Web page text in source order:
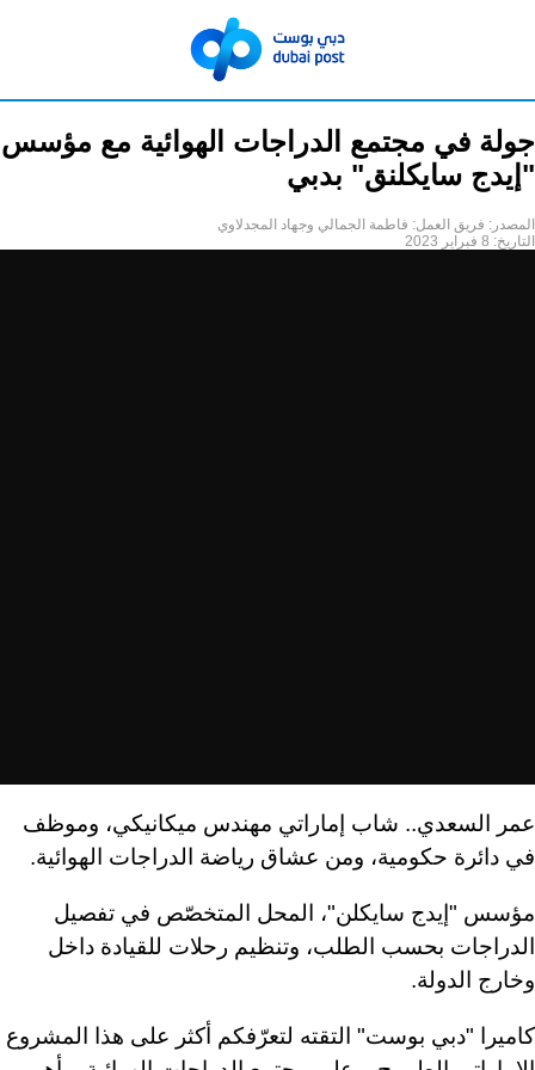
جولة في مجتمع الدراجات الهوائية مع مؤسس
"إيدج سايكلنق" بدبي
المصدر: فريق العمل: فاطمة الجمالي وجهاد المجدلاوي
التاريخ: 8 فبراير 2023
عمر السعدي.. شاب إماراتي مهندس ميكانيكي، وموظف
في دائرة حكومية، ومن عشاق رياضة الدراجات الهوائية.
مؤسس "إيدج سايكلن"، المحل المتخصّص في تفصيل
الدراجات بحسب الطلب، وتنظيم رحلات للقيادة داخل
وخارج الدولة.
كاميرا "دبي بوست" التقته لتعرّفكم أكثر على هذا المشروع